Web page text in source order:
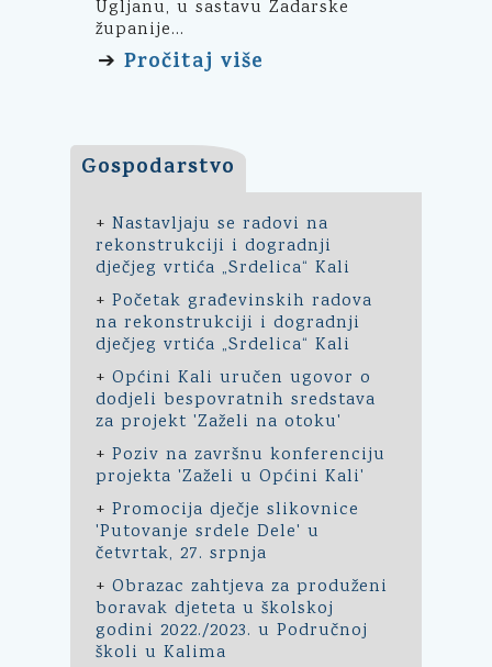
Ugljanu, u sastavu Zadarske
županije...
➔ Pročitaj više
Gospodarstvo
+ Nastavljaju se radovi na
rekonstrukciji i dogradnji
dječjeg vrtića „Srdelica“ Kali
+ Početak građevinskih radova
na rekonstrukciji i dogradnji
dječjeg vrtića „Srdelica“ Kali
+ Općini Kali uručen ugovor o
dodjeli bespovratnih sredstava
za projekt 'Zaželi na otoku'
+ Poziv na završnu konferenciju
projekta 'Zaželi u Općini Kali'
+ Promocija dječje slikovnice
'Putovanje srdele Dele' u
četvrtak, 27. srpnja
+ Obrazac zahtjeva za produženi
boravak djeteta u školskoj
godini 2022./2023. u Područnoj
školi u Kalima